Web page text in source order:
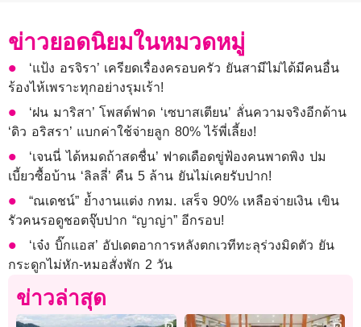
ข่าวยอดนิยมในหมวดหมู่
‘แป้ง อรจิรา’ เครียดเรื่องครอบครัว ยันสามีไม่ได้มีคนอื่น
ร้องไห้เพราะทุกอย่างรุมเร้า!
‘ฝน มาริสา’ โพสต์ฟาด ‘เซบาสเตียน’ ลั่นความจริงอีกด้าน
‘ดิว อริสรา’ แบกค่าใช้จ่ายลูก 80% ไร้พี่เลี้ยง!
‘เจนนี่ ได้หมดถ้าสดชื่น’ ฟาดเดือดขู่ฟ้องคนพาดพิง ปม
เบี้ยวซื้อบ้าน ‘ลิลลี่’ คืน 5 ล้าน ยันไม่เคยรับปาก!
“ณเดชน์” ย้ำงานแต่ง กทม. เสร็จ 90% เหลือจ่ายเงิน เขิน
รัวคนรอดูชอตจุ๊บปาก “ญาญ่า” อีกรอบ!
‘เจ๋ง บิ๊กแอส’ อัปเดตอาการหลังตกเวทีทะลุร่วงมิดตัว ยัน
กระดูกไม่หัก-หมอสั่งพัก 2 วัน
ข่าวล่าสุด